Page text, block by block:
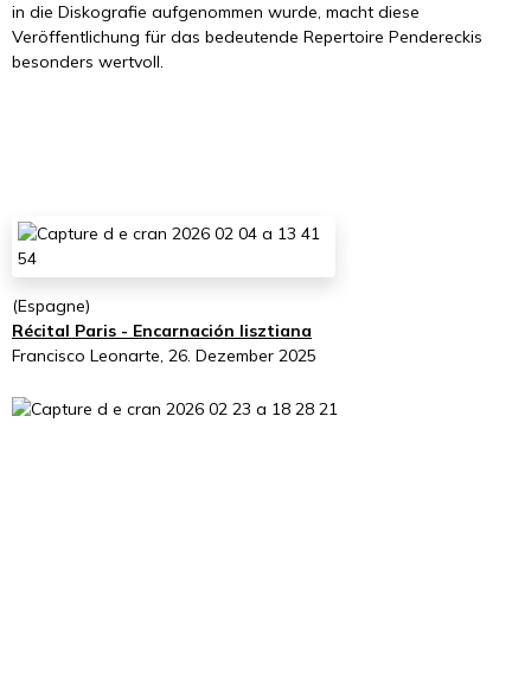
in die Diskografie aufgenommen wurde, macht diese
Veröffentlichung für das bedeutende Repertoire Pendereckis
besonders wertvoll.
(Espagne)
Récital Paris - Encarnación lisztiana
Francisco Leonarte, 26. Dezember 2025